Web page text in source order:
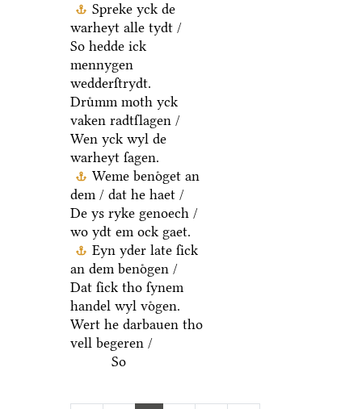
Spreke yck de
warheyt alle tydt /
So hedde ick
mennygen
wedderſtrydt.
Druͤmm moth yck
vaken radtſlagen /
Wen yck wyl de
warheyt ſagen.
Weme benoͤget an
dem / dat he haet /
De ys ryke genoech /
wo ydt em ock gaet.
Eyn yder late ſick
an dem benoͤgen /
Dat ſick tho ſynem
handel wyl voͤgen.
Wert he darbauen tho
vell begeren /
So